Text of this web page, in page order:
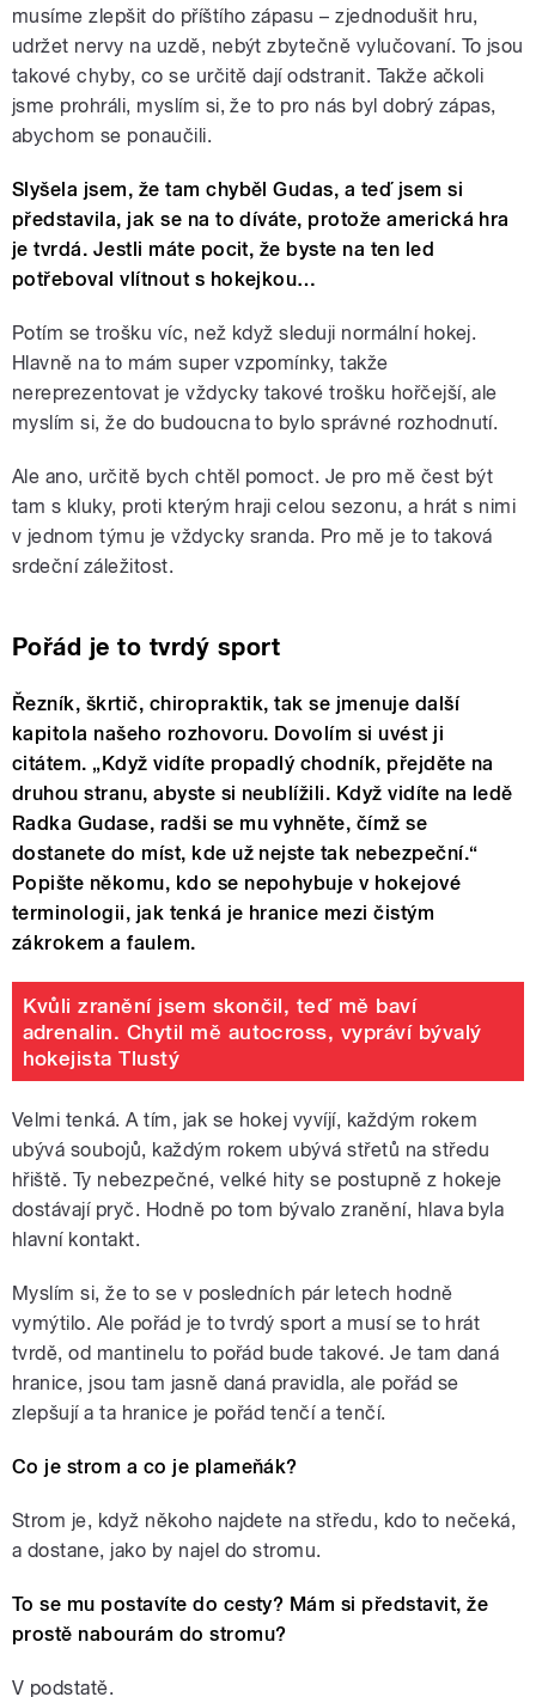
musíme zlepšit do příštího zápasu – zjednodušit hru,
udržet nervy na uzdě, nebýt zbytečně vylučovaní. To jsou
takové chyby, co se určitě dají odstranit. Takže ačkoli
jsme prohráli, myslím si, že to pro nás byl dobrý zápas,
abychom se ponaučili.
Slyšela jsem, že tam chyběl Gudas, a teď jsem si
představila, jak se na to díváte, protože americká hra
je tvrdá. Jestli máte pocit, že byste na ten led
potřeboval vlítnout s hokejkou…
Potím se trošku víc, než když sleduji normální hokej.
Hlavně na to mám super vzpomínky, takže
nereprezentovat je vždycky takové trošku hořčejší, ale
myslím si, že do budoucna to bylo správné rozhodnutí.
Ale ano, určitě bych chtěl pomoct. Je pro mě čest být
tam s kluky, proti kterým hraji celou sezonu, a hrát s nimi
v jednom týmu je vždycky sranda. Pro mě je to taková
srdeční záležitost.
Pořád je to tvrdý sport
Řezník, škrtič, chiropraktik, tak se jmenuje další
kapitola našeho rozhovoru. Dovolím si uvést ji
citátem. „Když vidíte propadlý chodník, přejděte na
druhou stranu, abyste si neublížili. Když vidíte na ledě
Radka Gudase, radši se mu vyhněte, čímž se
dostanete do míst, kde už nejste tak nebezpeční.“
Popište někomu, kdo se nepohybuje v hokejové
terminologii, jak tenká je hranice mezi čistým
zákrokem a faulem.
Kvůli zranění jsem skončil, teď mě baví
adrenalin. Chytil mě autocross, vypráví bývalý
hokejista Tlustý
Velmi tenká. A tím, jak se hokej vyvíjí, každým rokem
ubývá soubojů, každým rokem ubývá střetů na středu
hřiště. Ty nebezpečné, velké hity se postupně z hokeje
dostávají pryč. Hodně po tom bývalo zranění, hlava byla
hlavní kontakt.
Myslím si, že to se v posledních pár letech hodně
vymýtilo. Ale pořád je to tvrdý sport a musí se to hrát
tvrdě, od mantinelu to pořád bude takové. Je tam daná
hranice, jsou tam jasně daná pravidla, ale pořád se
zlepšují a ta hranice je pořád tenčí a tenčí.
Co je strom a co je plameňák?
Strom je, když někoho najdete na středu, kdo to nečeká,
a dostane, jako by najel do stromu.
To se mu postavíte do cesty? Mám si představit, že
prostě nabourám do stromu?
V podstatě.